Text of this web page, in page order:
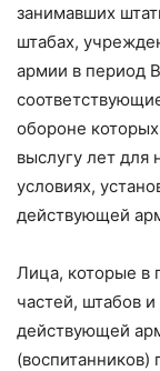
занимавших
штабах,
армии в период
обороне которых
выслугу лет для
условиях,
действующей
Лица, которые в
частей, штабов
действующей